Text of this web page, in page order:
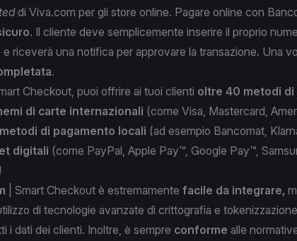
di Viva.com per gli store online. Pagare online con
. Il cliente deve semplicemente inserire il proprio
riceverà una notifica per approvare la transazione. Una
.
Checkout, puoi offrire ai tuoi clienti oltre 40 metodi di
di carte internazionali (come Visa, Mastercard,
metodi di pagamento locali (ad esempio Bancomat,
digitali (come PayPal, Apple Pay™, Google Pay™,
| Smart Checkout è estremamente facile da integrare,
di tecnologie avanzate di crittografia e
i dati dei clienti. Inoltre, è sempre conforme alle